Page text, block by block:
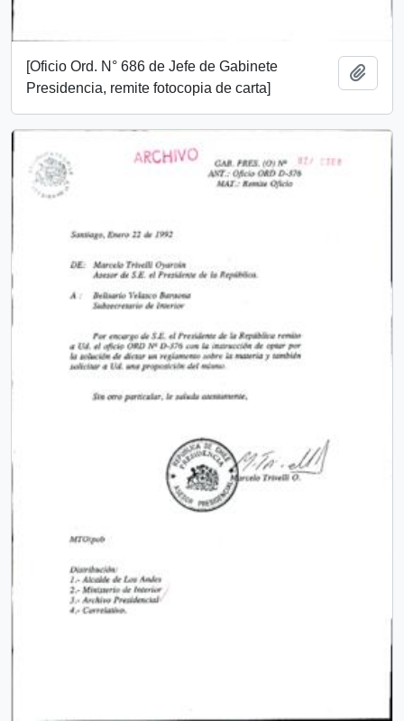
[Oficio Ord. N° 686 de Jefe de Gabinete
Presidencia, remite fotocopia de carta]